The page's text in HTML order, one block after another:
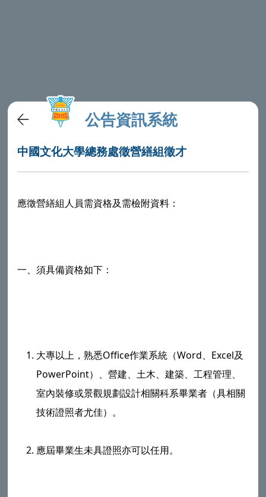
公告資訊系統
中國文化大學總務處徵營繕組徵才
應徵營繕組人員需資格及需檢附資料：
一、須具備資格如下：
大專以上，熟悉Office作業系統（Word、Excel及
PowerPoint）、營建、土木、建築、工程管理、
室內裝修或景觀規劃設計相關科系畢業者（具相關
技術證照者尤佳）。
應屆畢業生未具證照亦可以任用。